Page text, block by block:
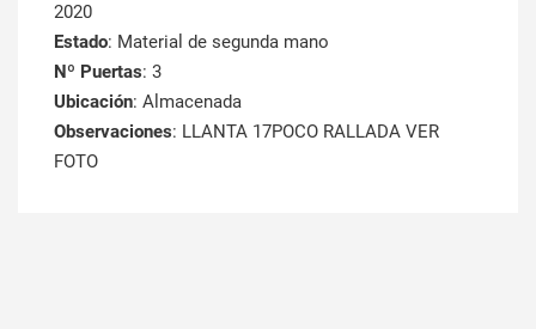
2020
Estado: Material de segunda mano
Nº Puertas: 3
Ubicación: Almacenada
Observaciones: LLANTA 17POCO RALLADA VER
FOTO